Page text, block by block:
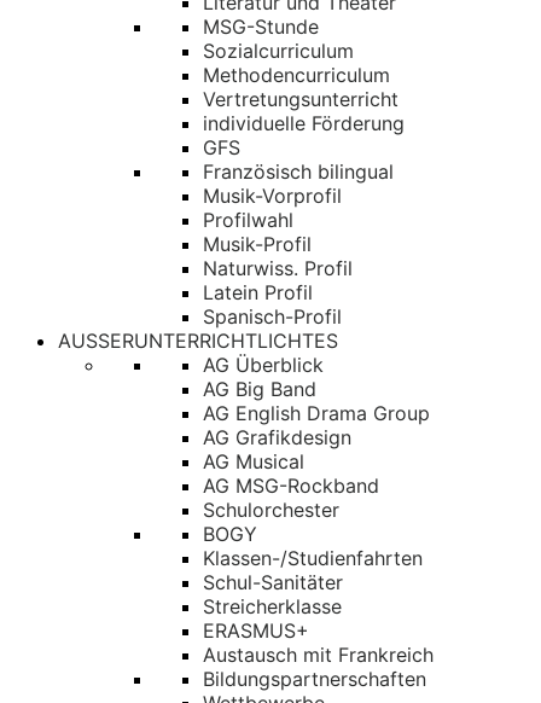
MSG-Stunde
Sozialcurriculum
Methodencurriculum
Vertretungsunterricht
individuelle Förderung
GFS
Französisch bilingual
Musik-Vorprofil
Profilwahl
Musik-Profil
Naturwiss. Profil
Latein Profil
Spanisch-Profil
AUSSERUNTERRICHTLICHTES
AG Überblick
AG Big Band
AG English Drama Group
AG Grafikdesign
AG Musical
AG MSG-Rockband
Schulorchester
BOGY
Klassen-/Studienfahrten
Schul-Sanitäter
Streicherklasse
ERASMUS+
Austausch mit Frankreich
Bildungspartnerschaften